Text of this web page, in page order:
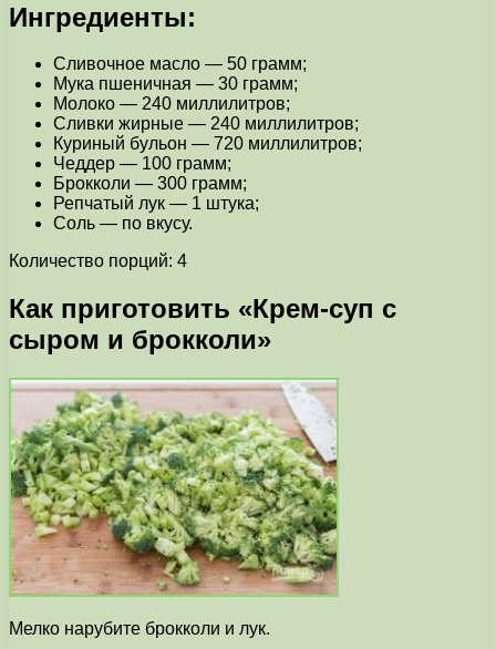
Ингредиенты:
Сливочное масло — 50 грамм;
Мука пшеничная — 30 грамм;
Молоко — 240 миллилитров;
Сливки жирные — 240 миллилитров;
Куриный бульон — 720 миллилитров;
Чеддер — 100 грамм;
Брокколи — 300 грамм;
Репчатый лук — 1 штука;
Соль — по вкусу.
Количество порций: 4
Как приготовить «Крем-суп с
сыром и брокколи»
Мелко нарубите брокколи и лук.